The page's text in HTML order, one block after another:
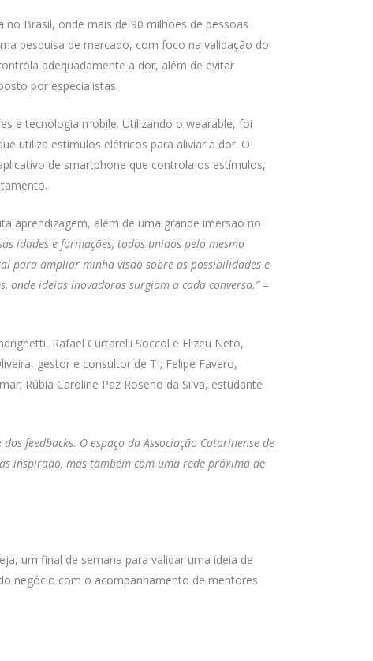
Brasil, onde mais de 90 milhões de pessoas
pesquisa de mercado, com foco na validação do
adequadamente a dor, além de evitar
por especialistas.
e tecnologia mobile. Utilizando o wearable, foi
utiliza estímulos elétricos para aliviar a dor. O
de smartphone que controla os estímulos,
aprendizagem, além de uma grande imersão no
idades e formações, todos unidos pelo mesmo
para ampliar minha visão sobre as possibilidades e
onde ideias inovadoras surgiam a cada conversa.”–
Rafael Curtarelli Soccol e Elizeu Neto,
gestor e consultor de TI; Felipe Favero,
Rúbia Caroline Paz Roseno da Silva, estudante
feedbacks. O espaço da Associação Catarinense de
inspirado, mas também com uma rede próxima de
um final de semana para validar uma ideia de
negócio com o acompanhamento de mentores